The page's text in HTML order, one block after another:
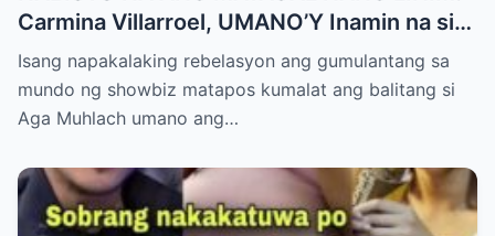
Carmina Villarroel, UMANO’Y Inamin na si
AGA MUHLACH ang TUNAY na Ama nina
Mavy at Cassy Legaspi — Buong Showbiz
World NAGULANTANG sa Rebelasyong
Isang napakalaking rebelasyon ang gumulantang sa
mundo ng showbiz matapos kumalat ang balitang si
Aga Muhlach umano ang…